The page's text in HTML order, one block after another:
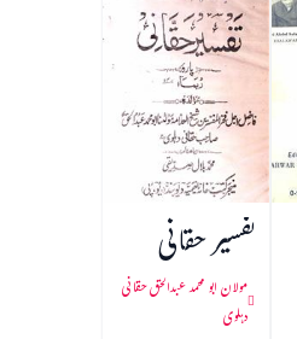
تفسیر حقانی
مولان ابو محمد عبدالحق حقانی
دہلوی